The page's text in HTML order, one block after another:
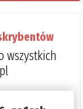
wszystkich